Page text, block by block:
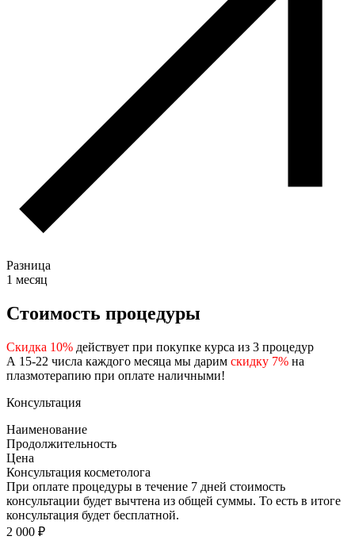
Разница
1 месяц
Стоимость процедуры
Скидка 10% действует при покупке курса из 3 процедур
А 15-22 числа каждого месяца мы дарим скидку 7% на
плазмотерапию при оплате наличными!
Консультация
Наименование
Продолжительность
Цена
Консультация косметолога
При оплате процедуры в течение 7 дней стоимость
консультации будет вычтена из общей суммы. То есть в итоге
консультация будет бесплатной.
2 000 ₽